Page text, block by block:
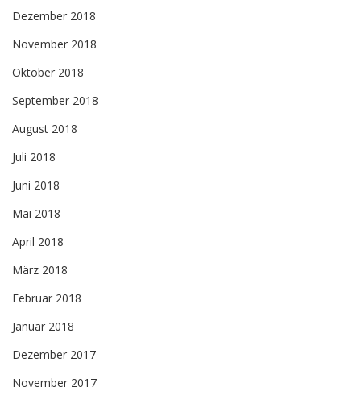
Dezember 2018
November 2018
Oktober 2018
September 2018
August 2018
Juli 2018
Juni 2018
Mai 2018
April 2018
März 2018
Februar 2018
Januar 2018
Dezember 2017
November 2017